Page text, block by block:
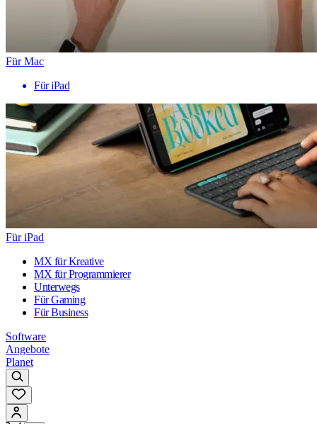
Für Mac
Für iPad
Für iPad
MX für Kreative
MX für Programmierer
Unterwegs
Für Gaming
Für Business
Software
Angebote
Planet